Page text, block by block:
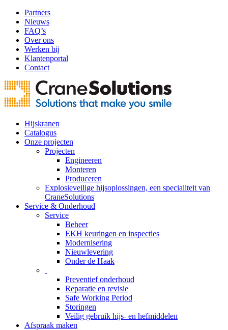
Partners
Nieuws
FAQ’s
Over ons
Werken bij
Klantenportal
Contact
Hijskranen
Catalogus
Onze projecten
Projecten
Engineeren
Monteren
Produceren
Explosieveilige hijsoplossingen, een specialiteit van
CraneSolutions
Service & Onderhoud
Service
Beheer
EKH keuringen en inspecties
Modernisering
Nieuwlevering
Onder de Haak
Preventief onderhoud
Reparatie en revisie
Safe Working Period
Storingen
Veilig gebruik hijs- en hefmiddelen
Afspraak maken